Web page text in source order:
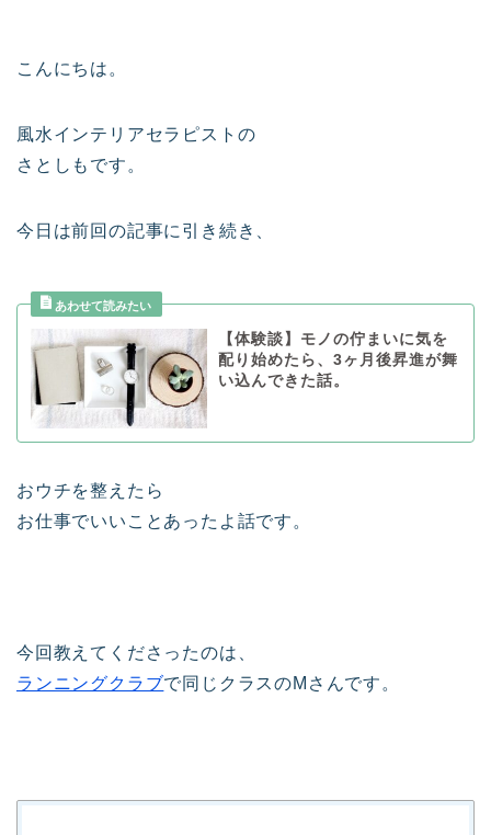
こんにちは。
風水インテリアセラピストの
さとしもです。
今日は前回の記事に引き続き、
【体験談】モノの佇まいに気を
配り始めたら、3ヶ月後昇進が舞
い込んできた話。
おウチを整えたら
お仕事でいいことあったよ話です。
今回教えてくださったのは、
ランニングクラブで同じクラスのMさんです。